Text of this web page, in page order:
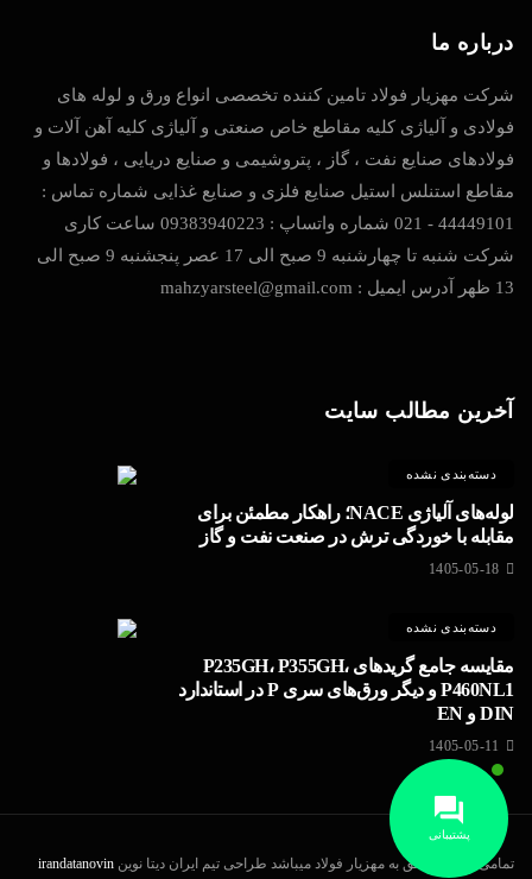
درباره ما
شرکت مهزیار فولاد تامین کننده تخصصی انواع ورق و لوله های
فولادی و آلیاژی کلیه مقاطع خاص صنعتی و آلیاژی کلیه آهن آلات و
فولادهای صنایع نفت ، گاز ، پتروشیمی و صنایع دریایی ، فولادها و
مقاطع استنلس استیل صنایع فلزی و صنایع غذایی شماره تماس :
44449101 - 021 شماره واتساپ : 09383940223 ساعت کاری
شرکت شنبه تا چهارشنبه 9 صبح الی 17 عصر پنجشنبه 9 صبح الی
13 ظهر آدرس ایمیل : mahzyarsteel@gmail.com
آخرین مطالب سایت
دسته‌بندی نشده
لوله‌های آلیاژی NACE؛ راهکار مطمئن برای
مقابله با خوردگی ترش در صنعت نفت و گاز
1405-05-18
دسته‌بندی نشده
مقایسه جامع گریدهای P235GH، P355GH،
P460NL1 و دیگر ورق‌های سری P در استاندارد
DIN و EN
1405-05-11
تمامی حقوق متعلق به مهزیار فولاد میباشد طراحی تیم ایران دیتا نوین irandatanovin
پشتیبانی